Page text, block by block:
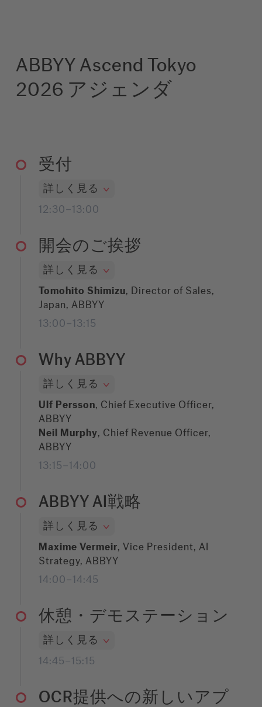
ABBYY Ascend Tokyo
2026 アジェンダ
受付
詳しく見る
12:30–13:00
開会のご挨拶
詳しく見る
Tomohito Shimizu, Director of Sales,
Japan, ABBYY
13:00–13:15
Why ABBYY
詳しく見る
Ulf Persson, Chief Executive Officer,
ABBYY
Neil Murphy, Chief Revenue Officer,
ABBYY
13:15–14:00
ABBYY AI戦略
詳しく見る
Maxime Vermeir, Vice President, AI
Strategy, ABBYY
14:00–14:45
休憩・デモステーション
詳しく見る
14:45–15:15
OCR提供への新しいアプ